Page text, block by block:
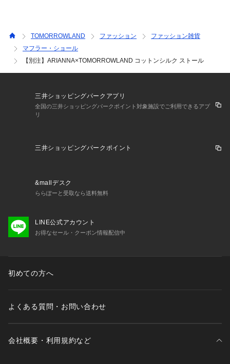
TOMORROWLAND ファッション
ファッション雑貨
マフラー・ショール
【別注】ARIANNA×TOMORROWLAND コットンシルク ストール
三井ショッピングパークアプリ
全国の三井ショッピングパークポイント対象施設でご利用できるアプ
リ
三井ショッピングパークポイント
&mallデスク
ららぽーと受取なら送料無料
LINE公式アカウント
お得なセール・クーポン情報配信中
初めての方へ
よくある質問・お問い合わせ
会社概要・利用規約など